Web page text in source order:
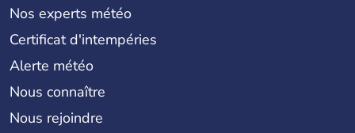
Nos experts météo
Certificat d'intempéries
Alerte météo
Nous connaître
Nous rejoindre